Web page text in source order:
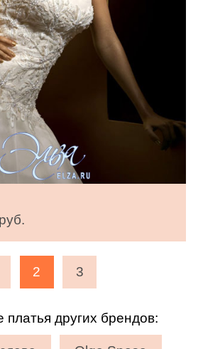
2 3
других брендов: